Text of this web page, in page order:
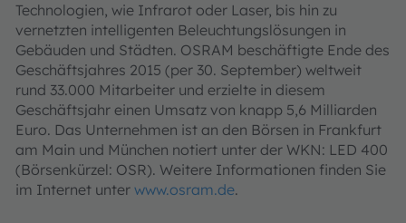
Technologien, wie Infrarot oder Laser, bis hin zu
vernetzten intelligenten Beleuchtungslösungen in
Gebäuden und Städten. OSRAM beschäftigte Ende des
Geschäftsjahres 2015 (per 30. September) weltweit
rund 33.000 Mitarbeiter und erzielte in diesem
Geschäftsjahr einen Umsatz von knapp 5,6 Milliarden
Euro. Das Unternehmen ist an den Börsen in Frankfurt
am Main und München notiert unter der WKN: LED 400
(Börsenkürzel: OSR). Weitere Informationen finden Sie
im Internet unter www.osram.de.